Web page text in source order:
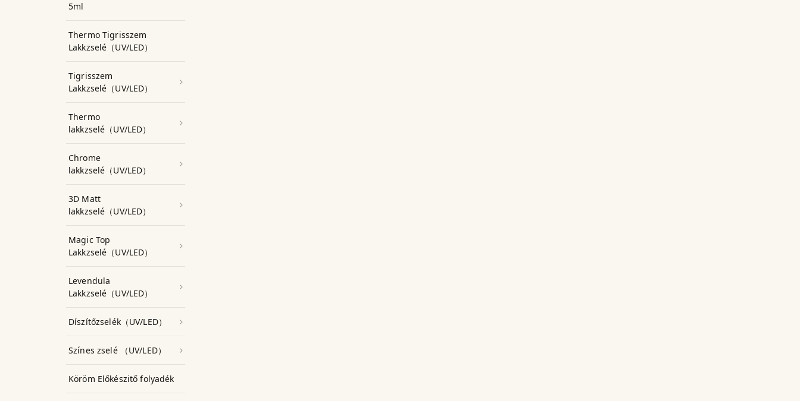
5ml
Thermo Tigrisszem
Lakkzselé（UV/LED）
Tigrisszem
Lakkzselé（UV/LED）
Thermo
lakkzselé（UV/LED）
Chrome
lakkzselé（UV/LED）
3D Matt
lakkzselé（UV/LED）
Magic Top
Lakkzselé（UV/LED）
Levendula
Lakkzselé（UV/LED）
Díszítőzselék（UV/LED）
Színes zselé （UV/LED）
Köröm Előkészitő folyadék